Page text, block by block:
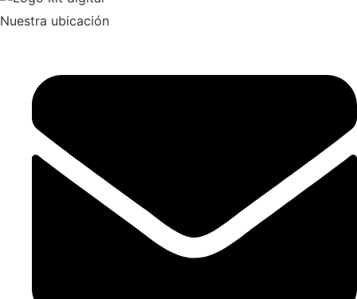
Nuestra ubicación